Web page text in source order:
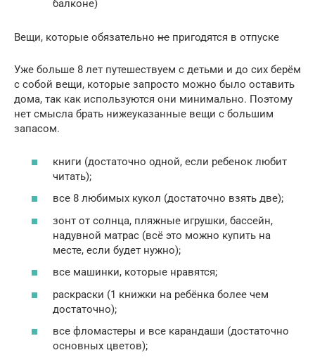
балконе)
Вещи, которые обязательно не пригодятся в отпуске
Уже больше 8 лет путешествуем с детьми и до сих берём
с собой вещи, которые запросто можно было оставить
дома, так как используются они минимально. Поэтому
нет смысла брать нижеуказанные вещи с большим
запасом.
книги (достаточно одной, если ребенок любит
читать);
все 8 любимых кукол (достаточно взять две);
зонт от солнца, пляжные игрушки, бассейн,
надувной матрас (всё это можно купить на
месте, если будет нужно);
все машинки, которые нравятся;
раскраски (1 книжки на ребёнка более чем
достаточно);
все фломастеры и все карандаши (достаточно
основных цветов);